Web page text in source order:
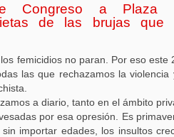
Congreso a Plaza
de las brujas que
femicidios no paran. Por eso este
las que rechazamos la violencia
a diario, tanto en el ámbito
por esa opresión. Es
importar edades, los insultos